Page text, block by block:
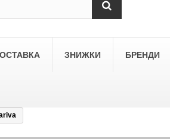
ЗНИЖКИ БРЕНДИ